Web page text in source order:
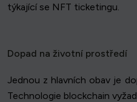
týkající se NFT ticketingu.
Dopad na životní prostředí
Jednou z hlavních obav je
Technologie blockchain